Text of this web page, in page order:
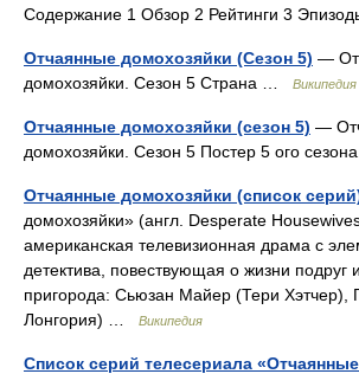
Содержание 1 Обзор 2 Рейтинги 3
Отчаянные домохозяйки (Сезон 5) —
домохозяйки. Сезон 5 Страна …
Википедия
Отчаянные домохозяйки (сезон 5) —
домохозяйки. Сезон 5 Постер 5 ого
Отчаянные домохозяйки (список
домохозяйки» (англ. Desperate
американская телевизионная драма с
детектива, повествующая о жизни
пригорода: Сьюзан Майер (Тери Хэтчер),
Лонгория) …
Википедия
Список серий телесериала